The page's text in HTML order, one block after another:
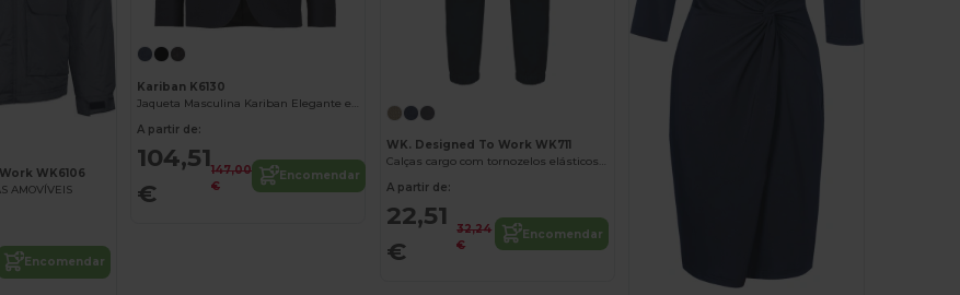
WK6106
AMOVÍVEIS
Encomendar
Kariban K6130
Jaqueta Masculina Kariban Elegante e Versátil
A partir de:
104,51
€
147,00
€
Encomendar
WK. Designed To Work WK711
Calças cargo com tornozelos elásticos unissexo
A partir de:
22,51
€
32,24
€
Encomendar